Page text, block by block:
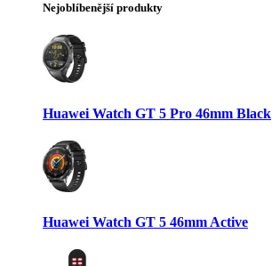
Nejoblíbenější produkty
Huawei Watch GT 5 Pro 46mm Black
Huawei Watch GT 5 46mm Active